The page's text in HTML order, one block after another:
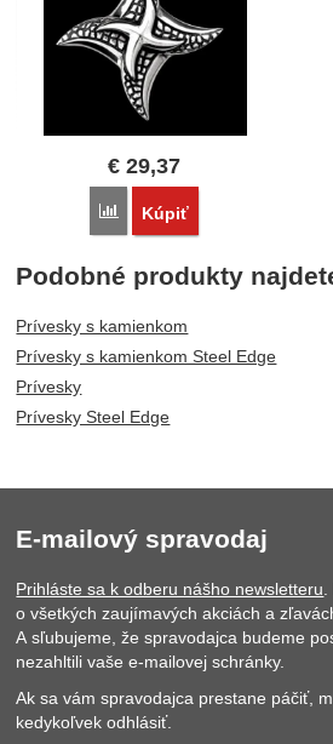
€ 29,37
Porovnať
Kúpiť
Podobné produkty
Prívesky s kamienkom
Prívesky s kamienkom Steel Edge
Prívesky
Prívesky Steel Edge
E-mailový spravodaj
Prihláste sa k odberu nášho newsletteru.
o všetkých zaujímavých akciách a
A sľubujeme, že spravodajca budeme
nezahltili vaše e-mailovej schránky.
Ak sa vám spravodajca prestane páčiť,
kedykoľvek odhlásiť.